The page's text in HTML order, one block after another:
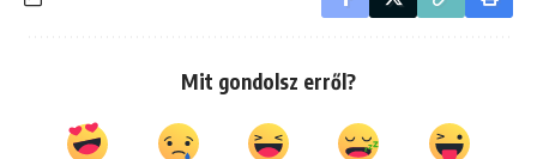
Mit gondolsz erről?